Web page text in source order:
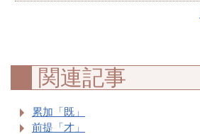
関連記事
累加「既」
前提「才」